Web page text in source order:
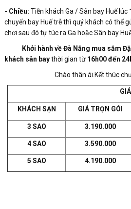
- Chiều: Tiễn khách Ga / Sân bay Huế lúc
chuyến bay Huế trễ thì quý khách có thể
chơi sau đó tự túc ra Ga hoặc Sân bay
Khởi hành về Đà Nẵng mua sắm
khách sân baythời gian từ 16h00 đến
Chào thân ái.Kết thúc
KHÁCH SẠN GIÁ TRỌN GÓI
3 SAO 3.190.000
4 SAO 3.590.000
5 SAO 4.190.000